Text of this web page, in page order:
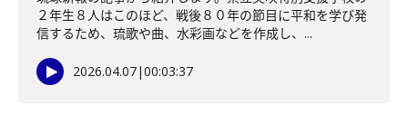
２年生８人はこのほど、戦後８０年の節目に平和を学び発
信するため、琉歌や曲、水彩画などを作成し、...
2026.04.07|00:03:37